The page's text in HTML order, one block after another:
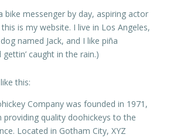
bike messenger by day, aspiring actor
is my website. I live in Los Angeles,
named Jack, and I like piña
gettin’ caught in the rain.)
this:
Company was founded in 1971,
providing quality doohickeys to the
Located in Gotham City, XYZ